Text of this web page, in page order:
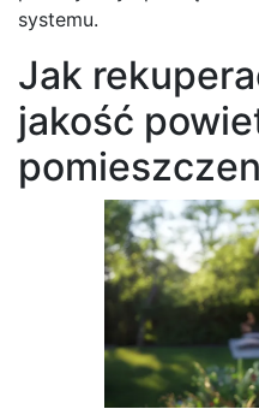
systemu.
Jak
jakość